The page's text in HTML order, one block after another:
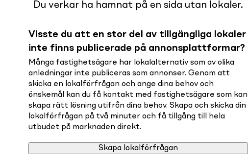
Du verkar ha hamnat på en sida utan lokaler.
Visste du att en stor del av tillgängliga lokaler
inte finns publicerade på annonsplattformar?
Många fastighetsägare har lokalalternativ som av olika
anledningar inte publiceras som annonser. Genom att
skicka en lokalförfrågan och ange dina behov och
önskemål kan du få kontakt med fastighetsägare som kan
skapa rätt lösning utifrån dina behov. Skapa och skicka din
lokalförfrågan på två minuter och få tillgång till hela
utbudet på marknaden direkt.
Skapa lokalförfrågan